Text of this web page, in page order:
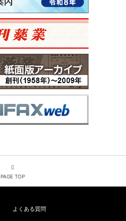
PAGE TOP
よくある質問